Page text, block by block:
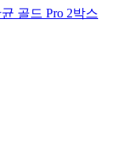
골드 Pro 2박스